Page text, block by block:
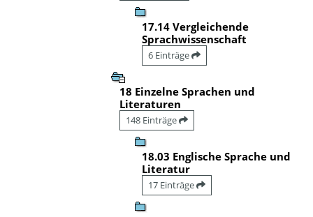
17.14 Vergleichende
Sprachwissenschaft
6 Einträge
18 Einzelne Sprachen und
Literaturen
148 Einträge
18.03 Englische Sprache und
Literatur
17 Einträge